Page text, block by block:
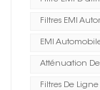
Filtres EMI
EMI
Atténuation
Filtres De